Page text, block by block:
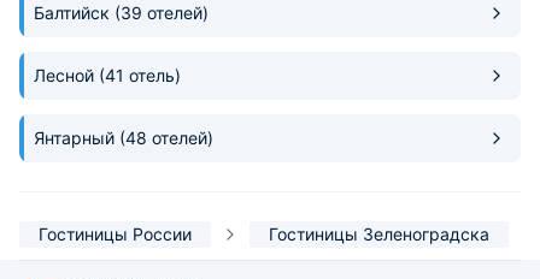
Балтийск (39 отелей)
Лесной (41 отель)
Янтарный (48 отелей)
Гостиницы России Гостиницы Зеленоградска